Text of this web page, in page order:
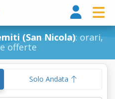
(San Nicola): orari,
offerte
Solo Andata